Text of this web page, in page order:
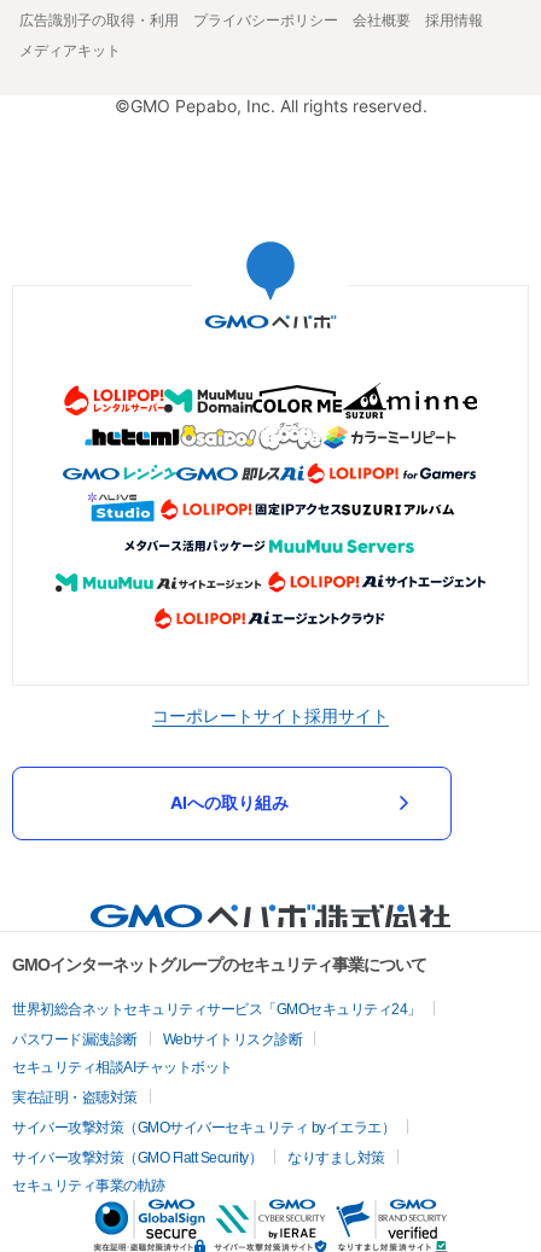
広告識別子の取得・利用
プライバシーポリシー 会社概要
採用情報
メディアキット
©GMO Pepabo, Inc. All rights reserved.
コーポレートサイト採用サイト
AIへの取り組み
GMOインターネットグループのセキュリティ事業について
世界初総合ネットセキュリティサービス「GMOセキュリティ24」
パスワード漏洩診断
Webサイトリスク診断
セキュリティ相談AIチャットボット
実在証明・盗聴対策
サイバー攻撃対策（GMOサイバーセキュリティ byイエラエ）
サイバー攻撃対策（GMO Flatt Security）
なりすまし対策
セキュリティ事業の軌跡